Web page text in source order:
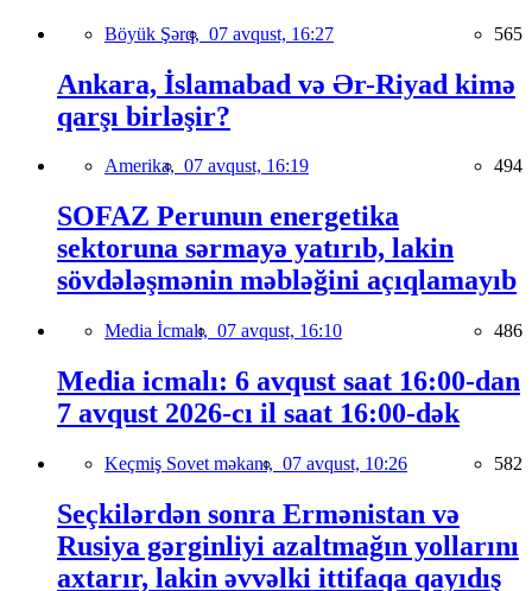
Böyük Şərq, 07 avqust, 16:27 565
Ankara, İslamabad və Ər-Riyad kimə
qarşı birləşir?
Amerika, 07 avqust, 16:19 494
SOFAZ Perunun energetika
sektoruna sərmayə yatırıb, lakin
sövdələşmənin məbləğini açıqlamayıb
Media İcmalı, 07 avqust, 16:10 486
Media icmalı: 6 avqust saat 16:00-dan
7 avqust 2026-cı il saat 16:00-dək
Keçmiş Sovet məkanı, 07 avqust, 10:26 582
Seçkilərdən sonra Ermənistan və
Rusiya gərginliyi azaltmağın yollarını
axtarır, lakin əvvəlki ittifaqa qayıdış